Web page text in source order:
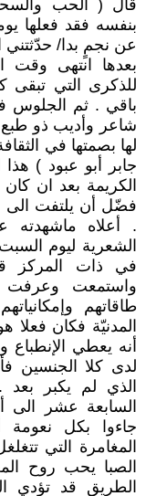
قال ( الحب
بنفسه فقد فعلها
عن نجمٍ بدا/ حدّثتني
بعدها انتهى وقت
للذكرى التي
باقي . ثم الجلوس
شاعر وأديب ذو
لها بصمتها في
جابر أبو عبود )
الكريمة بعد ان
فضّل أن يلتفت الى
. أعلاه ماشهدته
في ذات المركز
واستمعت وعرفت
طاقاتهم
المدنيّة فكان
أنه يعطي الإنطباع
لدى كلا الجنسين
الذي لم يكبر بعد
السابعة عشر
جاءوا بكل نعومة
المغامرة التي
الصبا يحب روح
الطريق قد تؤدي